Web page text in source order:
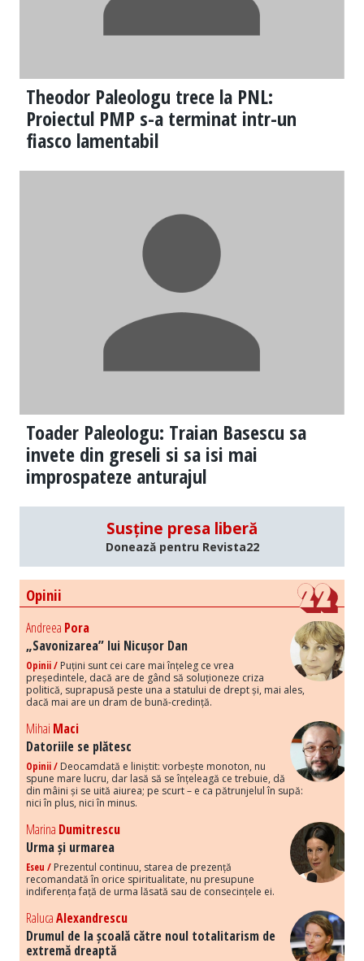
Theodor Paleologu trece la PNL:
Proiectul PMP s-a terminat intr-un
fiasco lamentabil
Toader Paleologu: Traian Basescu sa
invete din greseli si sa isi mai
improspateze anturajul
Susține presa liberă
Donează pentru Revista22
Opinii
Andreea Pora
„Savonizarea” lui Nicușor Dan
Opinii / Puțini sunt cei care mai înțeleg ce vrea
președintele, dacă are de gând să soluționeze criza
politică, suprapusă peste una a statului de drept și, mai ales,
dacă mai are un dram de bună-credință.
Mihai Maci
Datoriile se plătesc
Opinii / Deocamdată e liniștit: vorbește monoton, nu
spune mare lucru, dar lasă să se înțeleagă ce trebuie, dă
din mâini și se uită aiurea; pe scurt – e ca pătrunjelul în supă:
nici în plus, nici în minus.
Marina Dumitrescu
Urma și urmarea
Eseu / Prezentul continuu, starea de prezență
recomandată în orice spiritualitate, nu presupune
indiferența față de urma lăsată sau de consecințele ei.
RalucaAlexandrescu
Drumul de la școală către noul totalitarism de
extremă dreaptă